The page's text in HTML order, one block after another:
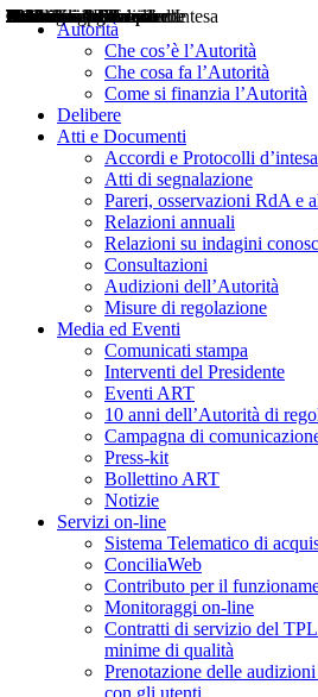
Autorità
Che cos’è l’Autorità
Che cosa fa l’Autorità
Come si finanzia l’Autorità
Delibere
Atti e Documenti
Accordi e Protocolli d’intesa
Atti di segnalazione
Pareri, osservazioni RdA e
Relazioni annuali
Relazioni su indagini
Consultazioni
Audizioni dell’Autorità
Misure di regolazione
Media ed Eventi
Comunicati stampa
Interventi del Presidente
Eventi ART
10 anni dell’Autorità di
Campagna di
Press-kit
Bollettino ART
Notizie
Servizi on-line
Sistema Telematico di
ConciliaWeb
Contributo per il
Monitoraggi on-line
Contratti di servizio del
minime di qualità
Prenotazione delle
con gli utenti
Delibere
Pareri
Consultazioni
Audizioni
Atti di Segnalazione
Accordi e Protocolli d'Intesa
Relazioni annuali
Misure di regolazione
Notizie
Comunicati Stampa
Bollettini ART
Convegni ART
Interviste del Presidente
Articoli in primo piano
Interventi del Presidente
2004
2005
2010
2013
2014
2015
2016
2017
2018
2019
202
2020
2021
2022
2023
2024
2025
2026
Aereo
Marittimo
Terrestre